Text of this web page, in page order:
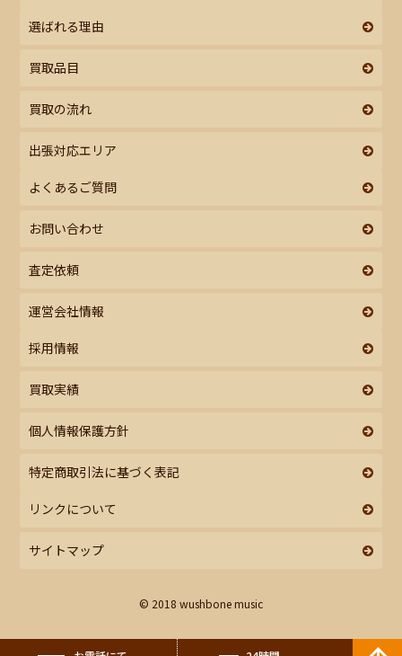
選ばれる理由
買取品目
買取の流れ
出張対応エリア
よくあるご質問
お問い合わせ
査定依頼
運営会社情報
採用情報
買取実績
個人情報保護方針
特定商取引法に基づく表記
リンクについて
サイトマップ
© 2018 wushbone music